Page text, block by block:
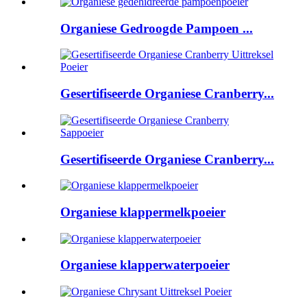
Organiese Gedroogde Pampoen ...
Gesertifiseerde Organiese Cranberry...
Gesertifiseerde Organiese Cranberry...
Organiese klappermelkpoeier
Organiese klapperwaterpoeier